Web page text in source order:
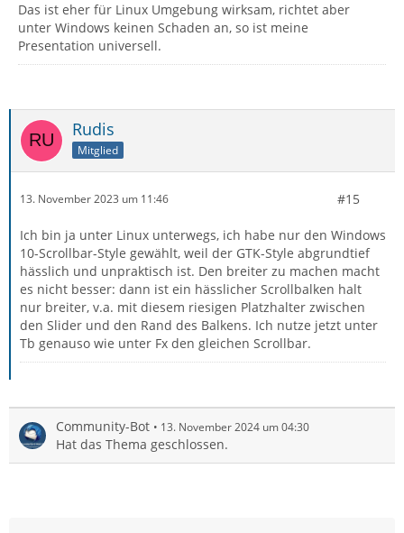
Das ist eher für Linux Umgebung wirksam, richtet aber
unter Windows keinen Schaden an, so ist meine
Presentation universell.
Rudis
Mitglied
13. November 2023 um 11:46 #15
Ich bin ja unter Linux unterwegs, ich habe nur den Windows
10-Scrollbar-Style gewählt, weil der GTK-Style abgrundtief
hässlich und unpraktisch ist. Den breiter zu machen macht
es nicht besser: dann ist ein hässlicher Scrollbalken halt
nur breiter, v.a. mit diesem riesigen Platzhalter zwischen
den Slider und den Rand des Balkens. Ich nutze jetzt unter
Tb genauso wie unter Fx den gleichen Scrollbar.
Community-Bot 13. November 2024 um 04:30
Hat das Thema geschlossen.